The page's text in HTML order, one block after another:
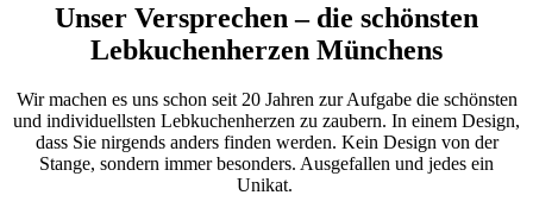
Unser Versprechen – die schönsten
Lebkuchenherzen Münchens
Wir machen es uns schon seit 20 Jahren zur Aufgabe die schönsten
und individuellsten Lebkuchenherzen zu zaubern. In einem Design,
dass Sie nirgends anders finden werden. Kein Design von der
Stange, sondern immer besonders. Ausgefallen und jedes ein
Unikat.